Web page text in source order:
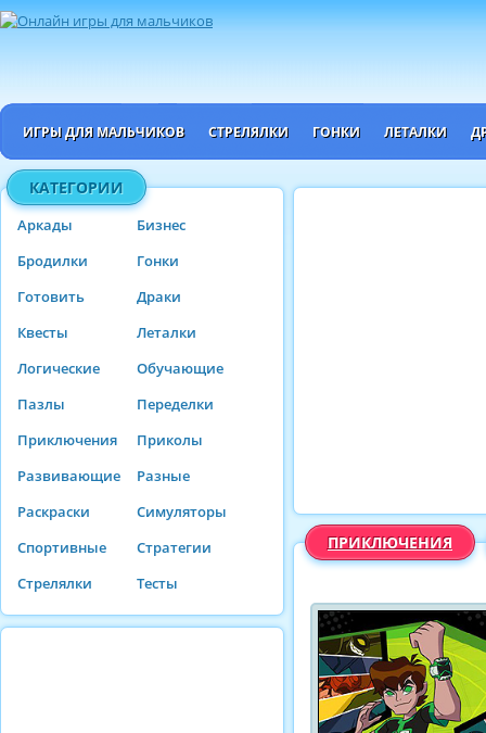
ИГРЫ ДЛЯ МАЛЬЧИКОВ СТРЕЛЯЛКИ ГОНКИ ЛЕТАЛКИ
КАТЕГОРИИ
Аркады
Бизнес
Бродилки
Гонки
Готовить
Драки
Квесты
Леталки
Логические
Обучающие
Пазлы
Переделки
Приключения
Приколы
Развивающие
Разные
Раскраски
Симуляторы
Спортивные
Стратегии
Стрелялки
Тесты
ПРИКЛЮЧЕНИЯ